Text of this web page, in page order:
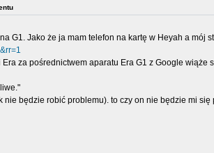
G1. Jako że ja mam telefon na kartę w Heyah a mój
za pośrednictwem aparatu Era G1 z Google wiąże
będzie robić problemu). to czy on nie będzie mi się